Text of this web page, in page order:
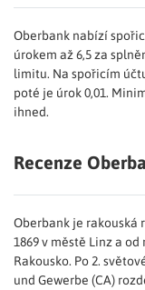
Oberbank nabízí
úrokem až 6,5 za
limitu. Na spořicím
poté je úrok 0,01.
ihned.
Recenze
Oberbank je rakouská
1869 v městě Linz a
Rakousko. Po 2.
und Gewerbe (CA)